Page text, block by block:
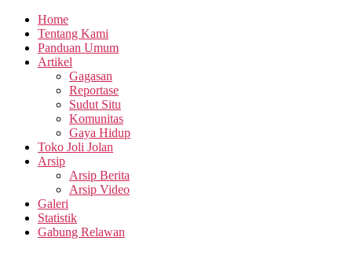
Home
Tentang Kami
Panduan Umum
Artikel
Gagasan
Reportase
Sudut Situ
Komunitas
Gaya Hidup
Toko Joli Jolan
Arsip
Arsip Berita
Arsip Video
Galeri
Statistik
Gabung Relawan